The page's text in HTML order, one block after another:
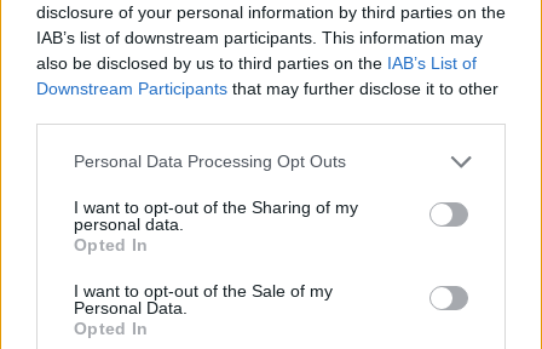
disclosure of your personal information by third parties on the
IAB’s list of downstream participants. This information may
also be disclosed by us to third parties on the IAB’s List of
Downstream Participants that may further disclose it to other
Personal Data Processing Opt Outs
I want to opt-out of the Sharing of my
personal data.
Opted In
I want to opt-out of the Sale of my
Personal Data.
Opted In
beszélget Gavra Gábor és Kóczián Péter a
Visszhangkamra legújabb adásában.
IVÁN ILDIKÓ
2026. augusztus 8.
1
Az animátorkultúra vízállása
A hőkupola, az aszály és a vízhiány közepette
polgárok tovább erősíthetik identitásukat, és újabb
szintre léphetnek a társadalmi társasjátékban,